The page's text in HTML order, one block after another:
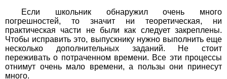
Если школьник обнаружил очень много
погрешностей, то значит ни теоретическая, ни
практическая части не были как следует закреплены.
Чтобы исправить это, выпускнику нужно выполнить еще
несколько дополнительных заданий. Не стоит
переживать о потраченном времени. Все эти процессы
отнимут очень мало времени, а пользы они принесут
много.